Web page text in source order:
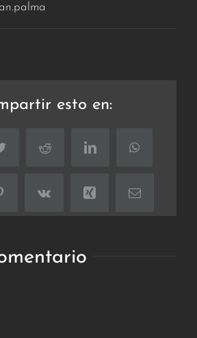
esto en:
Reddit LinkedInWhatsApp
Vk Xing
Correo